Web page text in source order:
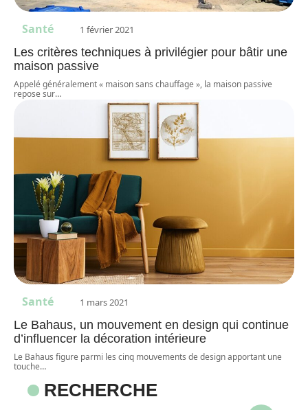
Santé 1 février 2021
Les critères techniques à privilégier pour bâtir une
maison passive
Appelé généralement « maison sans chauffage », la maison passive
repose sur…
Santé 1 mars 2021
Le Bahaus, un mouvement en design qui continue
d’influencer la décoration intérieure
Le Bahaus figure parmi les cinq mouvements de design apportant une
touche…
RECHERCHE